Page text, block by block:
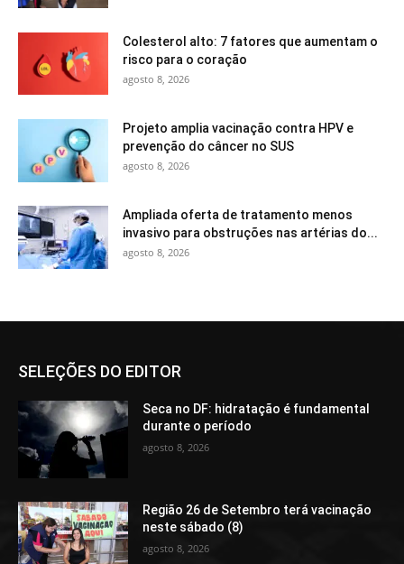
Colesterol alto: 7 fatores que aumentam o
risco para o coração
agosto 8, 2026
Projeto amplia vacinação contra HPV e
prevenção do câncer no SUS
agosto 8, 2026
Ampliada oferta de tratamento menos
invasivo para obstruções nas artérias do...
agosto 8, 2026
SELEÇÕES DO EDITOR
Seca no DF: hidratação é fundamental
durante o período
agosto 8, 2026
Região 26 de Setembro terá vacinação
neste sábado (8)
agosto 8, 2026